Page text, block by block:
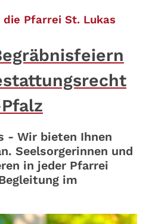
Pfarrei St. Lukas
- Wir bieten Ihnen
Seelsorgerinnen und
in jeder Pfarrei
im